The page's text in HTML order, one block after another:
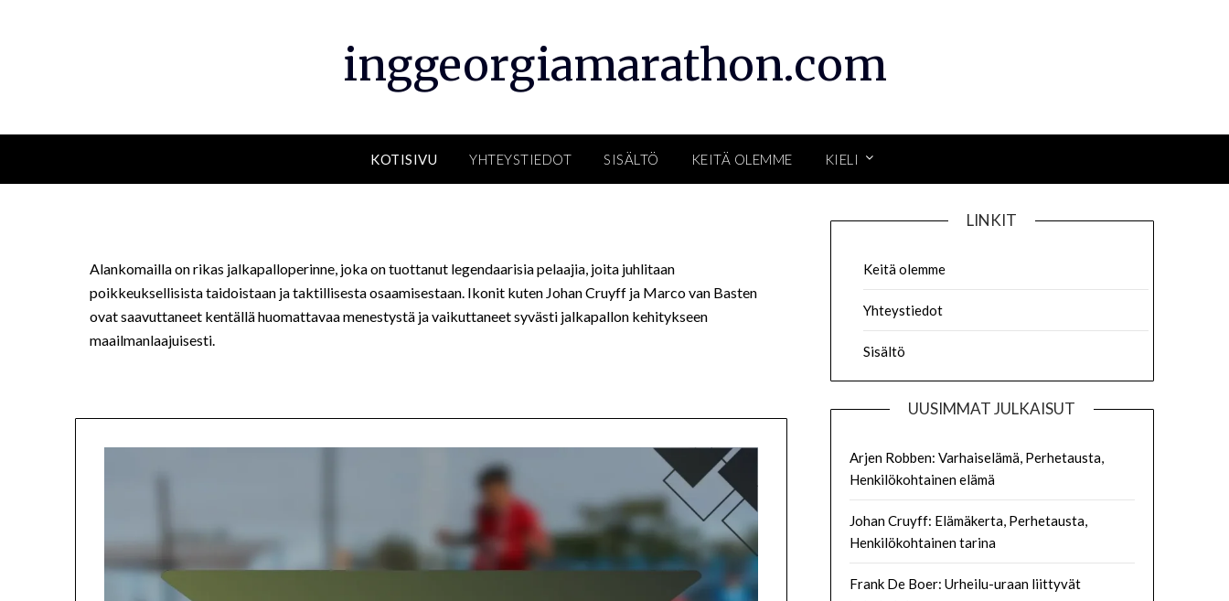
inggeorgiamarathon.com
KOTISIVU YHTEYSTIEDOT SISÄLTÖ KEITÄ OLEMME KIELI
Alankomailla on rikas jalkapalloperinne, joka on tuottanut legendaarisia pelaajia, joita juhlitaan
poikkeuksellisista taidoistaan ja taktillisesta osaamisestaan. Ikonit kuten Johan Cruyff ja Marco van Basten
ovat saavuttaneet kentällä huomattavaa menestystä ja vaikuttaneet syvästi jalkapallon kehitykseen
maailmanlaajuisesti.
LINKIT
Keitä olemme
Yhteystiedot
Sisältö
UUSIMMAT JULKAISUT
Arjen Robben: Varhaiselämä, Perhetausta,
Henkilökohtainen elämä
Johan Cruyff: Elämäkerta, Perhetausta,
Henkilökohtainen tarina
Frank De Boer: Urheilu-uraan liittyvät